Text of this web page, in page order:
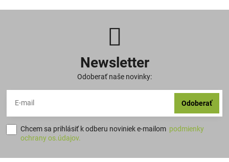
Newsletter
Odoberať naše novinky:
Odoberať
Chcem sa prihlásiť k odberu noviniek e-mailom podmienky
ochrany os.údajov.